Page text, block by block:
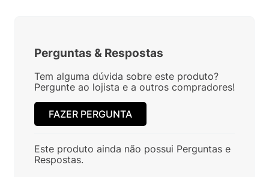
Perguntas & Respostas
Tem alguma dúvida sobre este produto?
Pergunte ao lojista e a outros compradores!
FAZER PERGUNTA
Este produto ainda não possui Perguntas e
Respostas.